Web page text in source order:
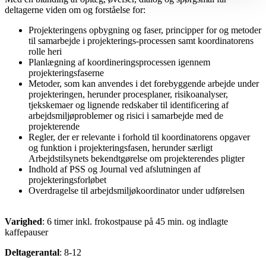
deltagerne viden om og forståelse for:
Projekteringens opbygning og faser, principper for og metoder
til samarbejde i projekterings-processen samt koordinatorens
rolle heri
Planlægning af koordineringsprocessen igennem
projekteringsfaserne
Metoder, som kan anvendes i det forebyggende arbejde under
projekteringen, herunder procesplaner, risikoanalyser,
tjekskemaer og lignende redskaber til identificering af
arbejdsmiljøproblemer og risici i samarbejde med de
projekterende
Regler, der er relevante i forhold til koordinatorens opgaver
og funktion i projekteringsfasen, herunder særligt
Arbejdstilsynets bekendtgørelse om projekterendes pligter
Indhold af PSS og Journal ved afslutningen af
projekteringsforløbet
Overdragelse til arbejdsmiljøkoordinator under udførelsen
Varighed: 6 timer inkl. frokostpause på 45 min. og indlagte
kaffepauser
Deltagerantal: 8-12